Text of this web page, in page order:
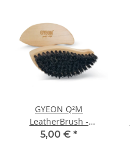
GYEON Q²M
LeatherBrush -
Lederbürste
5,00 € *